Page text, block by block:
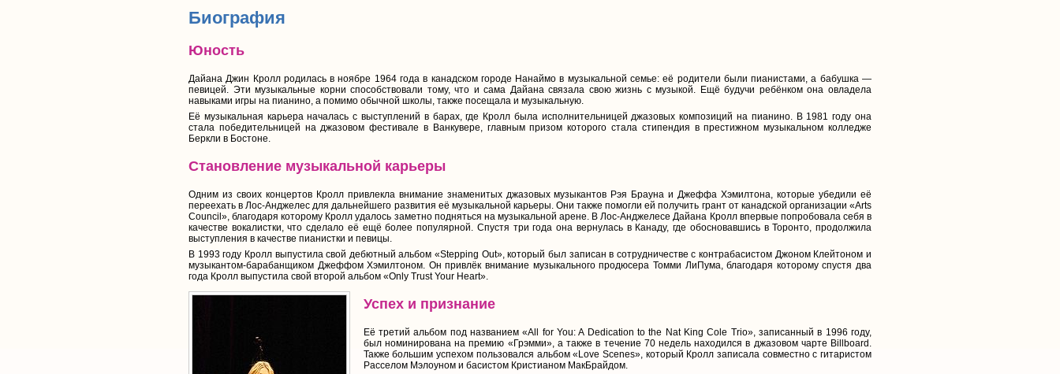
Биография
Юность
Дайана Джин Кролл родилась в ноябре 1964 года в канадском городе Нанаймо в музыкальной семье: её родители были пианистами, а бабушка —
певицей. Эти музыкальные корни способствовали тому, что и сама Дайана связала свою жизнь с музыкой. Ещё будучи ребёнком она овладела
навыками игры на пианино, а помимо обычной школы, также посещала и музыкальную.
Её музыкальная карьера началась с выступлений в барах, где Кролл была исполнительницей джазовых композиций на пианино. В 1981 году она
стала победительницей на джазовом фестивале в Ванкувере, главным призом которого стала стипендия в престижном музыкальном колледже
Беркли в Бостоне.
Становление музыкальной карьеры
Одним из своих концертов Кролл привлекла внимание знаменитых джазовых музыкантов Рэя Брауна и Джеффа Хэмилтона, которые убедили её
переехать в Лос-Анджелес для дальнейшего развития её музыкальной карьеры. Они также помогли ей получить грант от канадской организации «Arts
Council», благодаря которому Кролл удалось заметно подняться на музыкальной арене. В Лос-Анджелесе Дайана Кролл впервые попробовала себя в
качестве вокалистки, что сделало её ещё более популярной. Спустя три года она вернулась в Канаду, где обосновавшись в Торонто, продолжила
выступления в качестве пианистки и певицы.
В 1993 году Кролл выпустила свой дебютный альбом «Stepping Out», который был записан в сотрудничестве с контрабасистом Джоном Клейтоном и
музыкантом-барабанщиком Джеффом Хэмилтоном. Он привлёк внимание музыкального продюсера Томми ЛиПума, благодаря которому спустя два
года Кролл выпустила свой второй альбом «Only Trust Your Heart».
Успех и признание
Её третий альбом под названием «All for You: A Dedication to the Nat King Cole Trio», записанный в 1996 году,
был номинирована на премию «Грэмми», а также в течение 70 недель находился в джазовом чарте Billboard.
Также большим успехом пользовался альбом «Love Scenes», который Кролл записала совместно с гитаристом
Расселом Мэлоуном и басистом Кристианом МакБрайдом.